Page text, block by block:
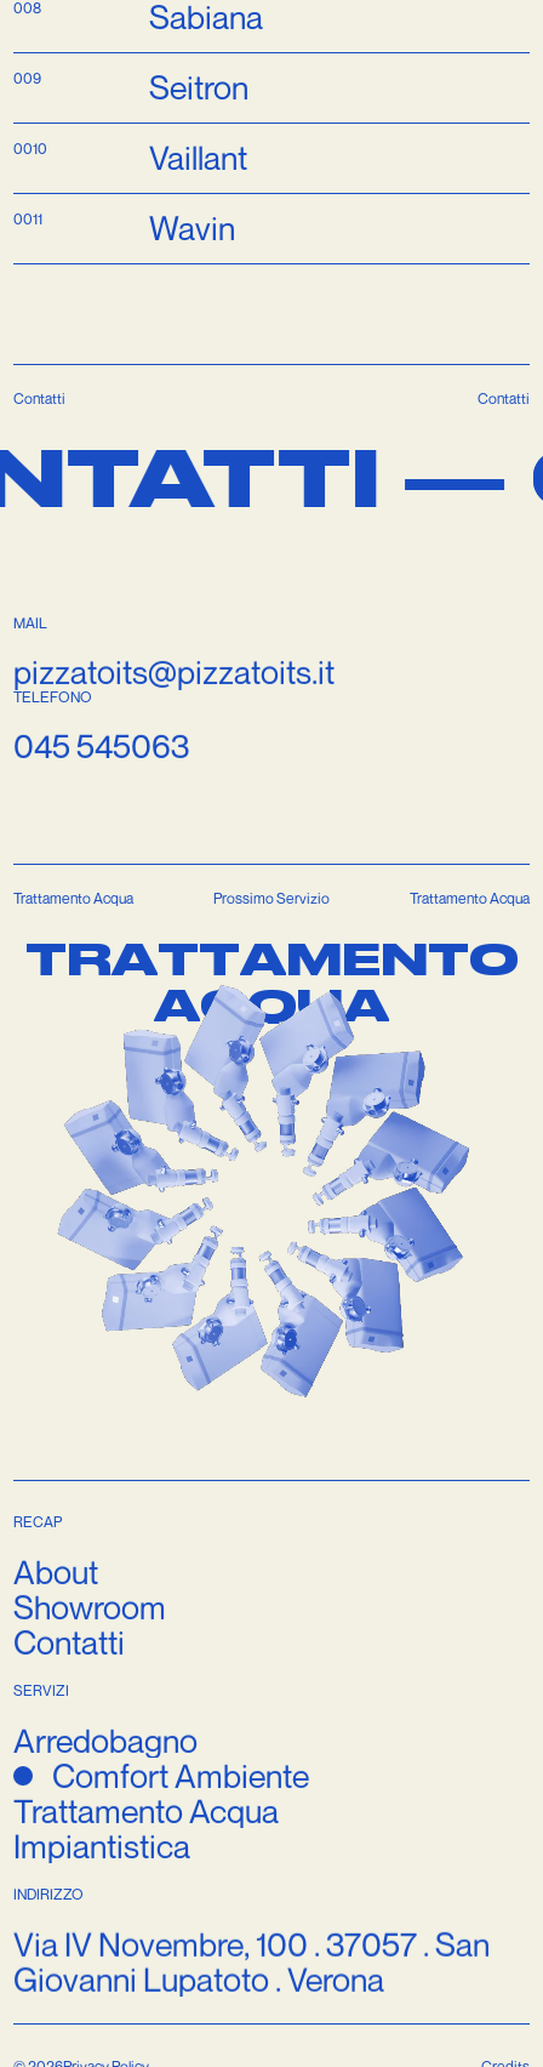
Olimpia
008
Sabiana
009
Seitron
0010
Vaillant
0011
Contatti Contatti
—
MAIL
pizzatoits@pizzatoits.it
TELEFONO
Trattamento Acqua Prossimo Servizio Trattamento Acqua
TRATTAMENTO
ACQUA
RECAP
About
Showroom
Contatti
SERVIZI
Arredobagno
Comfort Ambiente
Trattamento Acqua
Impiantistica
INDIRIZZO
Via IV Novembre, 100 . 37057 . San
Giovanni Lupatoto . Verona